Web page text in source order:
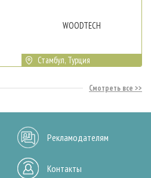
WOODTECH
Стамбул, Турция
Смотреть все
Рекламодателям
Контакты